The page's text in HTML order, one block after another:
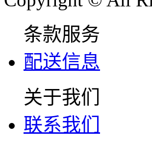
条款服务
配送信息
关于我们
联系我们